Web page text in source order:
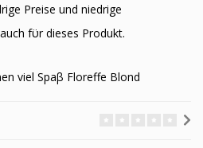
Preise und niedrige
fϋr dieses Produkt.
viel Spaβ Floreffe Blond